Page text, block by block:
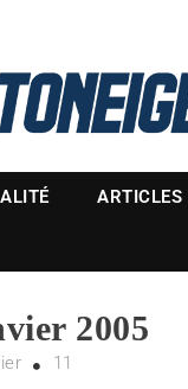
ARTICLES
2005
11